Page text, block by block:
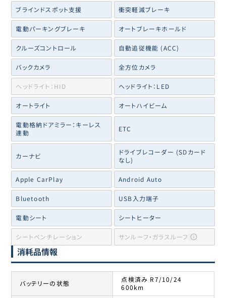
ブラインドスポット支援 衝突軽減ブレーキ
電動パーキングブレーキ オートブレーキホールド
クルーズコントロール 自動追従機能 (ACC)
バックカメラ 全方位カメラ
ヘッドライト：HID ヘッドライト：LED
オートライト オートハイビーム
電動格納ドアミラー：キーレス
連動
ETC
カーナビ
ドライブレコーダー (SDカード
なし)
Apple CarPlay Android Auto
Bluetooth USB入力端子
電動シート シートヒーター
シートベンチレーション サンルーフ・ガラスルーフ
消耗品情報
バッテリーの状態
点検済み R7/10/24
600km